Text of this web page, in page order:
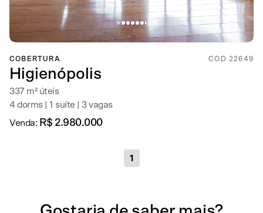
COBERTURA COD 22649
Higienópolis
337 m² úteis
4 dorms | 1 suíte | 3 vagas
Venda: R$ 2.980.000
1